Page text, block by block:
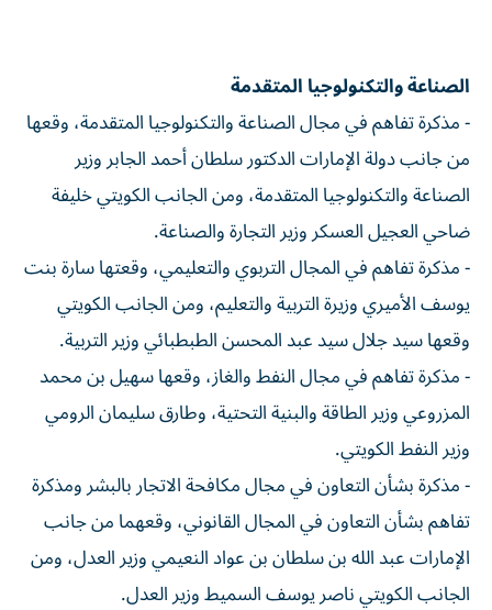
الصناعة والتكنولوجيا المتقدمة
- مذكرة تفاهم في مجال الصناعة والتكنولوجيا المتقدمة، وقعها
من جانب دولة الإمارات الدكتور سلطان أحمد الجابر وزير
الصناعة والتكنولوجيا المتقدمة، ومن الجانب الكويتي خليفة
ضاحي العجيل العسكر وزير التجارة والصناعة.
- مذكرة تفاهم في المجال التربوي والتعليمي، وقعتها سارة بنت
يوسف الأميري وزيرة التربية والتعليم، ومن الجانب الكويتي
وقعها سيد جلال سيد عبد المحسن الطبطبائي وزير التربية.
- مذكرة تفاهم في مجال النفط والغاز، وقعها سهيل بن محمد
المزروعي وزير الطاقة والبنية التحتية، وطارق سليمان الرومي
وزير النفط الكويتي.
- مذكرة بشأن التعاون في مجال مكافحة الاتجار بالبشر ومذكرة
تفاهم بشأن التعاون في المجال القانوني، وقعهما من جانب
الإمارات عبد الله بن سلطان بن عواد النعيمي وزير العدل، ومن
الجانب الكويتي ناصر يوسف السميط وزير العدل.